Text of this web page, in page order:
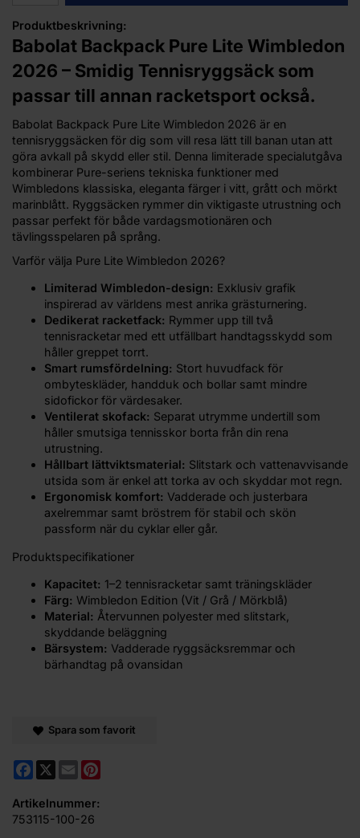
Produktbeskrivning:
Babolat Backpack Pure Lite Wimbledon
2026 – Smidig Tennisryggsäck som
passar till annan racketsport också.
Babolat Backpack Pure Lite Wimbledon 2026 är en
tennisryggsäcken för dig som vill resa lätt till banan utan att
göra avkall på skydd eller stil. Denna limiterade specialutgåva
kombinerar Pure-seriens tekniska funktioner med
Wimbledons klassiska, eleganta färger i vitt, grått och mörkt
marinblått. Ryggsäcken rymmer din viktigaste utrustning och
passar perfekt för både vardagsmotionären och
tävlingsspelaren på språng.
Varför välja Pure Lite Wimbledon 2026?
Limiterad Wimbledon-design: Exklusiv grafik
inspirerad av världens mest anrika grästurnering.
Dedikerat racketfack: Rymmer upp till två
tennisracketar med ett utfällbart handtagsskydd som
håller greppet torrt.
Smart rumsfördelning: Stort huvudfack för
ombyteskläder, handduk och bollar samt mindre
sidofickor för värdesaker.
Ventilerat skofack: Separat utrymme undertill som
håller smutsiga tennisskor borta från din rena
utrustning.
Hållbart lättviktsmaterial: Slitstark och vattenavvisande
utsida som är enkel att torka av och skyddar mot regn.
Ergonomisk komfort: Vadderade och justerbara
axelremmar samt bröstrem för stabil och skön
passform när du cyklar eller går.
Produktspecifikationer
Kapacitet: 1–2 tennisracketar samt träningskläder
Färg: Wimbledon Edition (Vit / Grå / Mörkblå)
Material: Återvunnen polyester med slitstark,
skyddande beläggning
Bärsystem: Vadderade ryggsäcksremmar och
bärhandtag på ovansidan
Spara som favorit
Facebook
X Email
Artikelnummer:
753115-100-26